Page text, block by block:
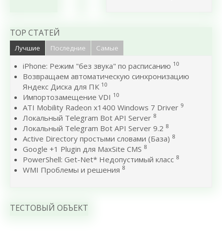
TOP СТАТЕЙ
Лучшие Последние Самые
iPhone: Режим "без звука" по расписанию 10
Возвращаем автоматическую синхронизацию
Яндекс Диска для ПК 10
Импортозамещение VDI 10
ATI Mobility Radeon x1400 Windows 7 Driver 9
Локальный Telegram Bot API Server 8
Локальный Telegram Bot API Server 9.2 8
Active Directory простыми словами (База) 8
Google +1 Plugin для MaxSite CMS 8
PowerShell: Get-Net* Недопустимый класс 8
WMI Проблемы и решения 8
ТЕСТОВЫЙ ОБЪЕКТ